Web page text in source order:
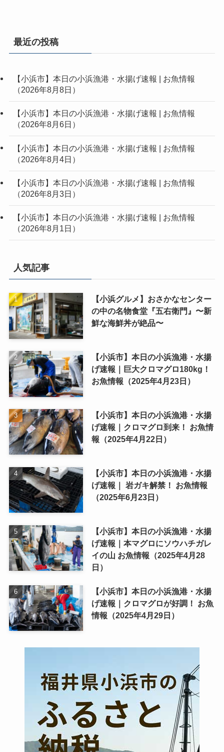
最近の投稿
【小浜市】本日の小浜漁港・水揚げ速報 | お魚情報
（2026年8月8日）
【小浜市】本日の小浜漁港・水揚げ速報 | お魚情報
（2026年8月6日）
【小浜市】本日の小浜漁港・水揚げ速報 | お魚情報
（2026年8月4日）
【小浜市】本日の小浜漁港・水揚げ速報 | お魚情報
（2026年8月3日）
【小浜市】本日の小浜漁港・水揚げ速報 | お魚情報
（2026年8月1日）
人気記事
【小浜グルメ】おさかなセンター
の中の名物食堂『五右衛門』〜新
鮮な海鮮丼が絶品〜
【小浜市】本日の小浜漁港・水揚
げ速報｜巨大クロマグロ180kg！
お魚情報（2025年4月23日）
【小浜市】本日の小浜漁港・水揚
げ速報｜クロマグロ到来！ お魚情
報（2025年4月22日）
【小浜市】本日の小浜漁港・水揚
げ速報｜ 岩ガキ解禁！ お魚情報
（2025年6月23日）
【小浜市】本日の小浜漁港・水揚
げ速報｜本マグロにソウハチガレ
イの山 お魚情報（2025年4月28
日）
【小浜市】本日の小浜漁港・水揚
げ速報｜クロマグロが好調！ お魚
情報（2025年4月29日）